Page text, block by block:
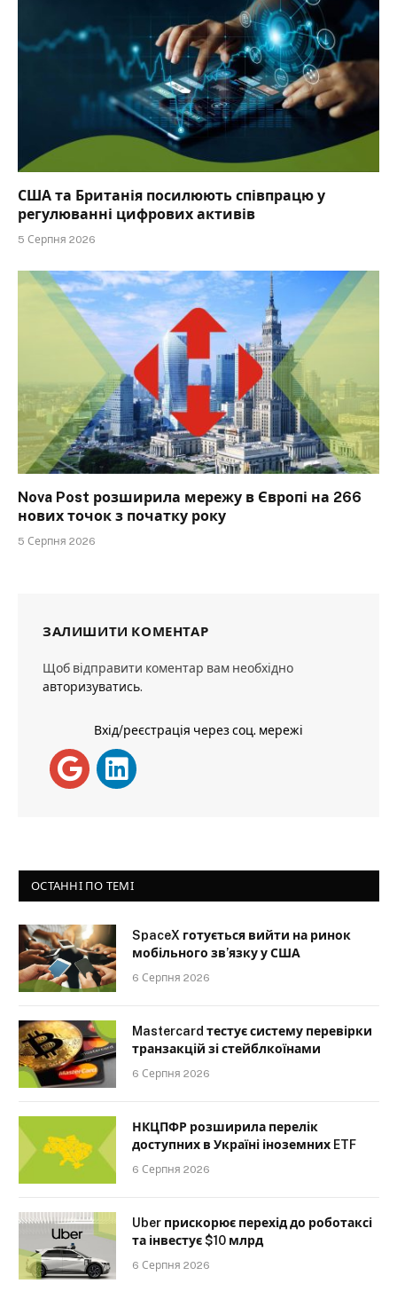
США та Британія посилюють співпрацю у
регулюванні цифрових активів
5 Серпня 2026
Nova Post розширила мережу в Європі на 266
нових точок з початку року
5 Серпня 2026
ЗАЛИШИТИ КОМЕНТАР
Щоб відправити коментар вам необхідно
авторизуватись.
Вхід/реєстрація через соц. мережі
ОСТАННІ ПО ТЕМІ
SpaceX готується вийти на ринок
мобільного зв’язку у США
6 Серпня 2026
Mastercard тестує систему перевірки
транзакцій зі стейблкоїнами
6 Серпня 2026
НКЦПФР розширила перелік
доступних в Україні іноземних ETF
6 Серпня 2026
Uber прискорює перехід до роботаксі
та інвестує $10 млрд
6 Серпня 2026